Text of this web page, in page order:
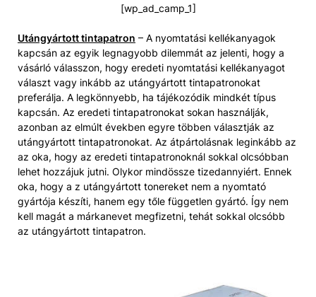
[wp_ad_camp_1]
Utángyártott tintapatron – A nyomtatási kellékanyagok
kapcsán az egyik legnagyobb dilemmát az jelenti, hogy a
vásárló válasszon, hogy eredeti nyomtatási kellékanyagot
választ vagy inkább az utángyártott tintapatronokat
preferálja. A legkönnyebb, ha tájékozódik mindkét típus
kapcsán. Az eredeti tintapatronokat sokan használják,
azonban az elmúlt években egyre többen választják az
utángyártott tintapatronokat. Az átpártolásnak leginkább az
az oka, hogy az eredeti tintapatronoknál sokkal olcsóbban
lehet hozzájuk jutni. Olykor mindössze tizedannyiért. Ennek
oka, hogy a z utángyártott tonereket nem a nyomtató
gyártója készíti, hanem egy tőle független gyártó. Így nem
kell magát a márkanevet megfizetni, tehát sokkal olcsóbb
az utángyártott tintapatron.